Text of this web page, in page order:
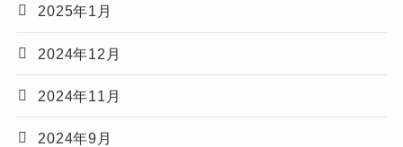
2025年1月
2024年12月
2024年11月
2024年9月